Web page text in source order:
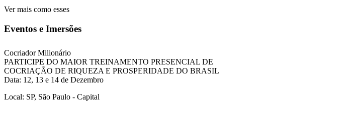
Ver mais como esses
Eventos e Imersões
Cocriador Milionário
PARTICIPE DO MAIOR TREINAMENTO PRESENCIAL DE
COCRIAÇÃO DE RIQUEZA E PROSPERIDADE DO BRASIL
Data: 12, 13 e 14 de Dezembro
Local: SP, São Paulo - Capital